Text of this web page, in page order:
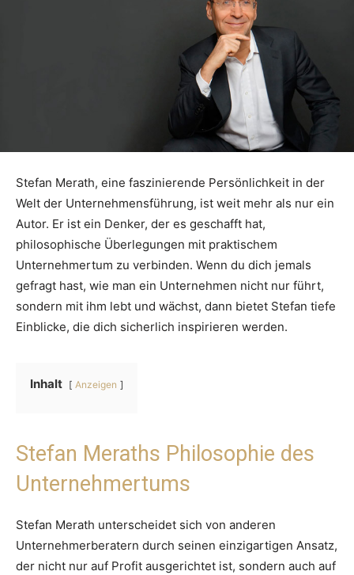
Stefan Merath, eine faszinierende Persönlichkeit in der
Welt der Unternehmensführung, ist weit mehr als nur ein
Autor. Er ist ein Denker, der es geschafft hat,
philosophische Überlegungen mit praktischem
Unternehmertum zu verbinden. Wenn du dich jemals
gefragt hast, wie man ein Unternehmen nicht nur führt,
sondern mit ihm lebt und wächst, dann bietet Stefan tiefe
Einblicke, die dich sicherlich inspirieren werden.
Inhalt Anzeigen
Stefan Meraths Philosophie des
Unternehmertums
Stefan Merath unterscheidet sich von anderen
Unternehmerberatern durch seinen einzigartigen Ansatz,
der nicht nur auf Profit ausgerichtet ist, sondern auch auf